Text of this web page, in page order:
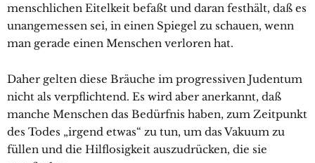
menschlichen Eitelkeit befaßt und daran festhält, daß es
unangemessen sei, in einen Spiegel zu schauen, wenn
man gerade einen Menschen verloren hat.
Daher gelten diese Bräuche im progressiven Judentum
nicht als verpflichtend. Es wird aber anerkannt, daß
manche Menschen das Bedürfnis haben, zum Zeitpunkt
des Todes „irgend etwas“ zu tun, um das Vakuum zu
füllen und die Hilflosigkeit auszudrücken, die sie